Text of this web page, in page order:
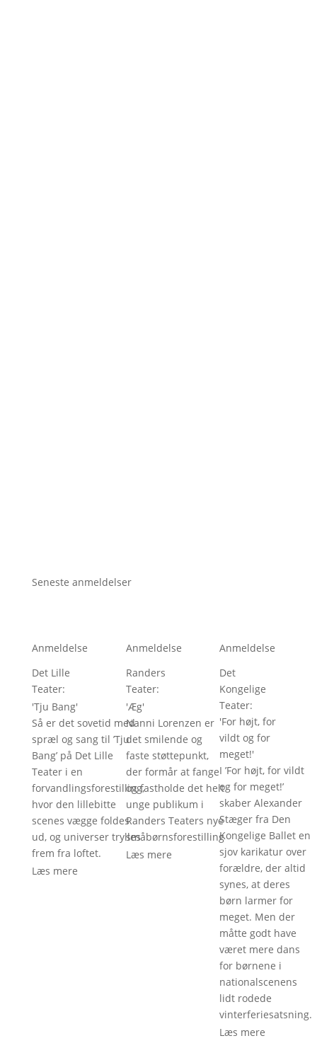
Seneste anmeldelser
Anmeldelse
Det Lille
Teater:
'Tju Bang'
Så er det sovetid med
spræl og sang til ’Tju
Bang’ på Det Lille
Teater i en
forvandlingsforestilling,
hvor den lillebitte
scenes vægge foldes
ud, og universer trylles
frem fra loftet.
Læs mere
Anmeldelse
Randers
Teater:
'Æg'
Nanni Lorenzen er
det smilende og
faste støttepunkt,
der formår at fange
og fastholde det helt
unge publikum i
Randers Teaters nye
småbørnsforestilling
Læs mere
Anmeldelse
Det
Kongelige
Teater:
'For højt, for
vildt og for
meget!'
I ’For højt, for vildt
og for meget!’
skaber Alexander
Stæger fra Den
Kongelige Ballet en
sjov karikatur over
forældre, der altid
synes, at deres
børn larmer for
meget. Men der
måtte godt have
været mere dans
for børnene i
nationalscenens
lidt rodede
vinterferiesatsning.
Læs mere